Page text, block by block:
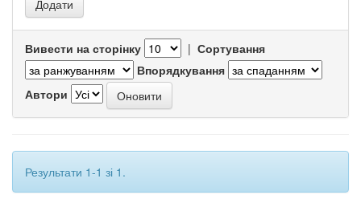
Вивести на сторінку | Сортування
Впорядкування
Автори
Результати 1-1 зі 1.